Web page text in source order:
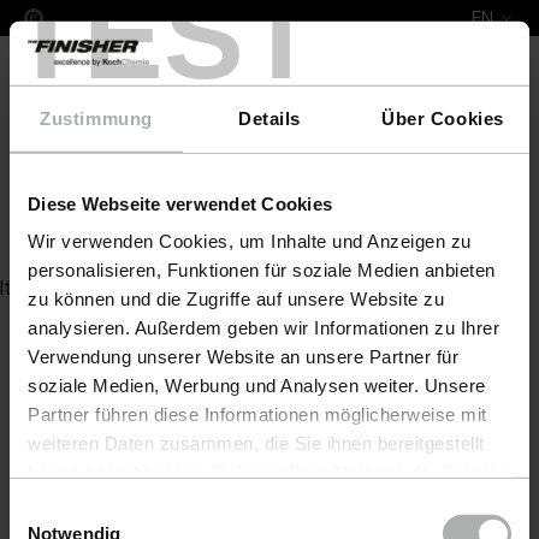
TEST
Zustimmung Details Über Cookies
Diese Webseite verwendet Cookies
Wir verwenden Cookies, um Inhalte und Anzeigen zu
personalisieren, Funktionen für soziale Medien anbieten
zu können und die Zugriffe auf unsere Website zu
analysieren. Außerdem geben wir Informationen zu Ihrer
Verwendung unserer Website an unsere Partner für
soziale Medien, Werbung und Analysen weiter. Unsere
Partner führen diese Informationen möglicherweise mit
weiteren Daten zusammen, die Sie ihnen bereitgestellt
Einstellungen zu den Cookies finden Sie unter
Notwendig
EN
Boat Descaling Wash 5 L
Item not found